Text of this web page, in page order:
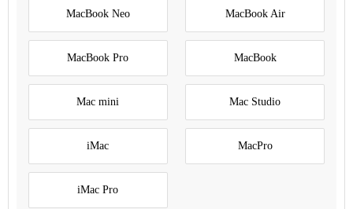
MacBook Neo MacBook Air
MacBook Pro MacBook
Mac mini Mac Studio
iMac MacPro
iMac Pro